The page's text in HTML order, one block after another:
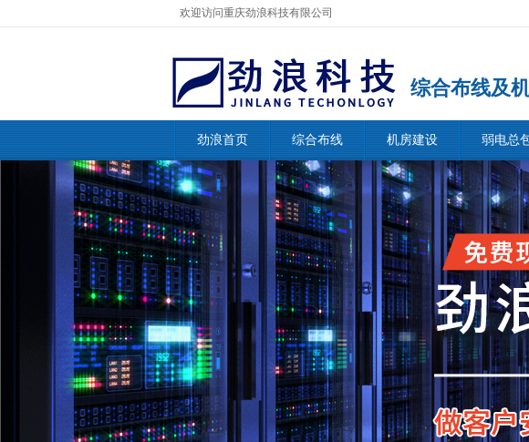
欢迎访问重庆劲浪科技有限公司
综合布线及
劲浪首页 综合布线 机房建设 弱电总